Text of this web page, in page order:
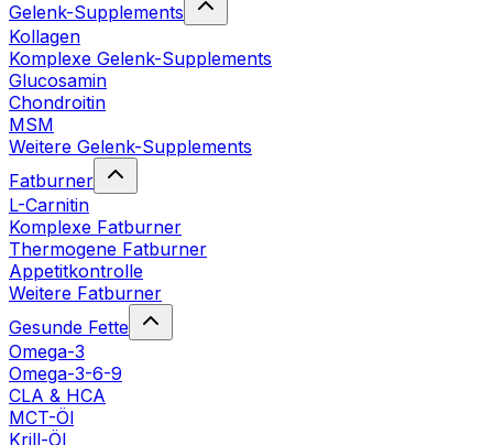
Gelenk-Supplements
Kollagen
Komplexe Gelenk-Supplements
Glucosamin
Chondroitin
MSM
Weitere Gelenk-Supplements
Fatburner
L-Carnitin
Komplexe Fatburner
Thermogene Fatburner
Appetitkontrolle
Weitere Fatburner
Gesunde Fette
Omega-3
Omega-3-6-9
CLA & HCA
MCT-Öl
Krill-Öl